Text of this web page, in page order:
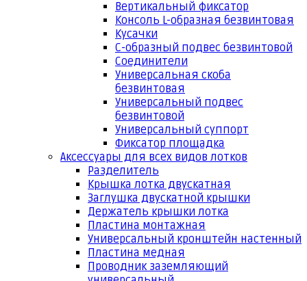
Вертикальный фиксатор
Консоль L-образная безвинтовая
Кусачки
С-образный подвес безвинтовой
Соединители
Универсальная скоба
безвинтовая
Универсальный подвес
безвинтовой
Универсальный суппорт
Фиксатор площадка
Аксессуары для всех видов лотков
Разделитель
Крышка лотка двускатная
Заглушка двускатной крышки
Держатель крышки лотка
Пластина монтажная
Универсальный кронштейн настенный
Пластина медная
Проводник заземляющий